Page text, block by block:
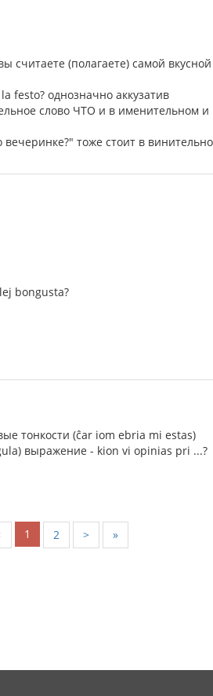
(полагаете) самой
festo? однозначно аккузатив
слово ЧТО и в именительном
тоже стоит в
bongusta?
тонкости (ĉar iom ebria mi estas)
выражение - kion vi opinias pri ...?
1 2 > »